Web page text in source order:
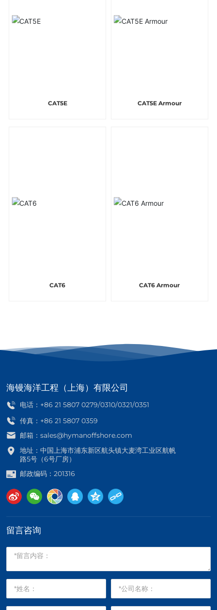
CAT5E CAT5E Armour
CAT6 CAT6 Armour
海镘海洋工程（上海）有限公司
电话： +86 21 5807 0279/0310/0321/0351
传真：+86 21 5807 0359
邮箱：sales@hymanoffshore.com
地址：中国上海市浦东新区航头镇大麦湾工业区航帆
路5号（6号厂房）
邮政编码：201316
留言咨询